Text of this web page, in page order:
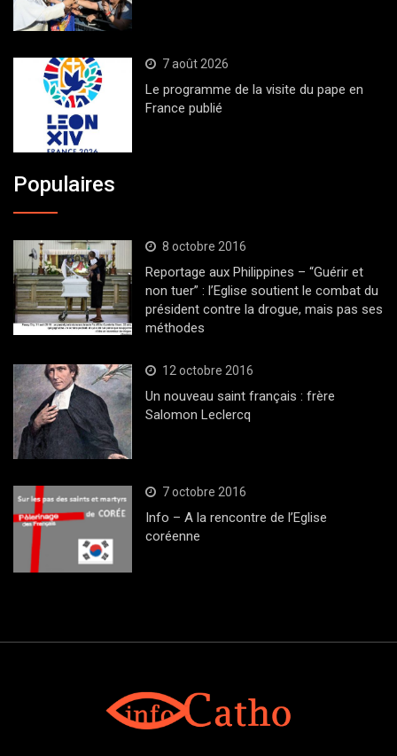
7 août 2026
Le programme de la visite du pape en
France publié
Populaires
8 octobre 2016
Reportage aux Philippines – “Guérir et
non tuer” : l’Eglise soutient le combat du
président contre la drogue, mais pas ses
méthodes
12 octobre 2016
Un nouveau saint français : frère
Salomon Leclercq
7 octobre 2016
Info – A la rencontre de l’Eglise
coréenne